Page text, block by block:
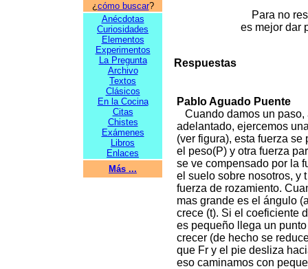
¿ cómo buscar?
Anécdotas
Curiosidades
Elementos
Experimentos
La Pregunta
Archivo
Textos
Clásicos
En la Cocina
Citas
Chistes
Exámenes
Libros
Enlaces
Más ...
Para no
es mejor dar
Respuestas
Pablo Aguado Puente
Cuando damos un
adelantado, ejercemos
(ver figura), esta fuerza
el peso(P) y otra fuerza
se ve compensado por la
el suelo sobre nosotros, y
fuerza de rozamiento.
mas grande es el ángulo
crece (t). Si el coeficiente
es pequeño llega un
crecer (de hecho se
que Fr y el pie desliza
eso caminamos con